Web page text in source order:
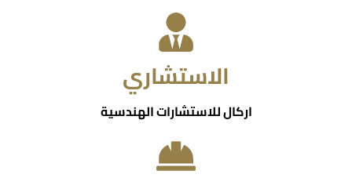
الاستشاري
اركال للاستشارات الهندسية